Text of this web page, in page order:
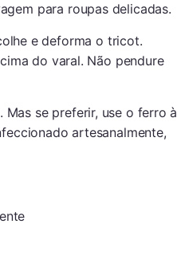
para roupas delicadas.
e deforma o tricot.
do varal. Não pendure
se preferir, use o ferro à
artesanalmente,